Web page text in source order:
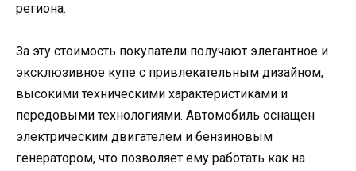
региона.
За эту стоимость покупатели получают элегантное и
эксклюзивное купе с привлекательным дизайном,
высокими техническими характеристиками и
передовыми технологиями. Автомобиль оснащен
электрическим двигателем и бензиновым
генератором, что позволяет ему работать как на